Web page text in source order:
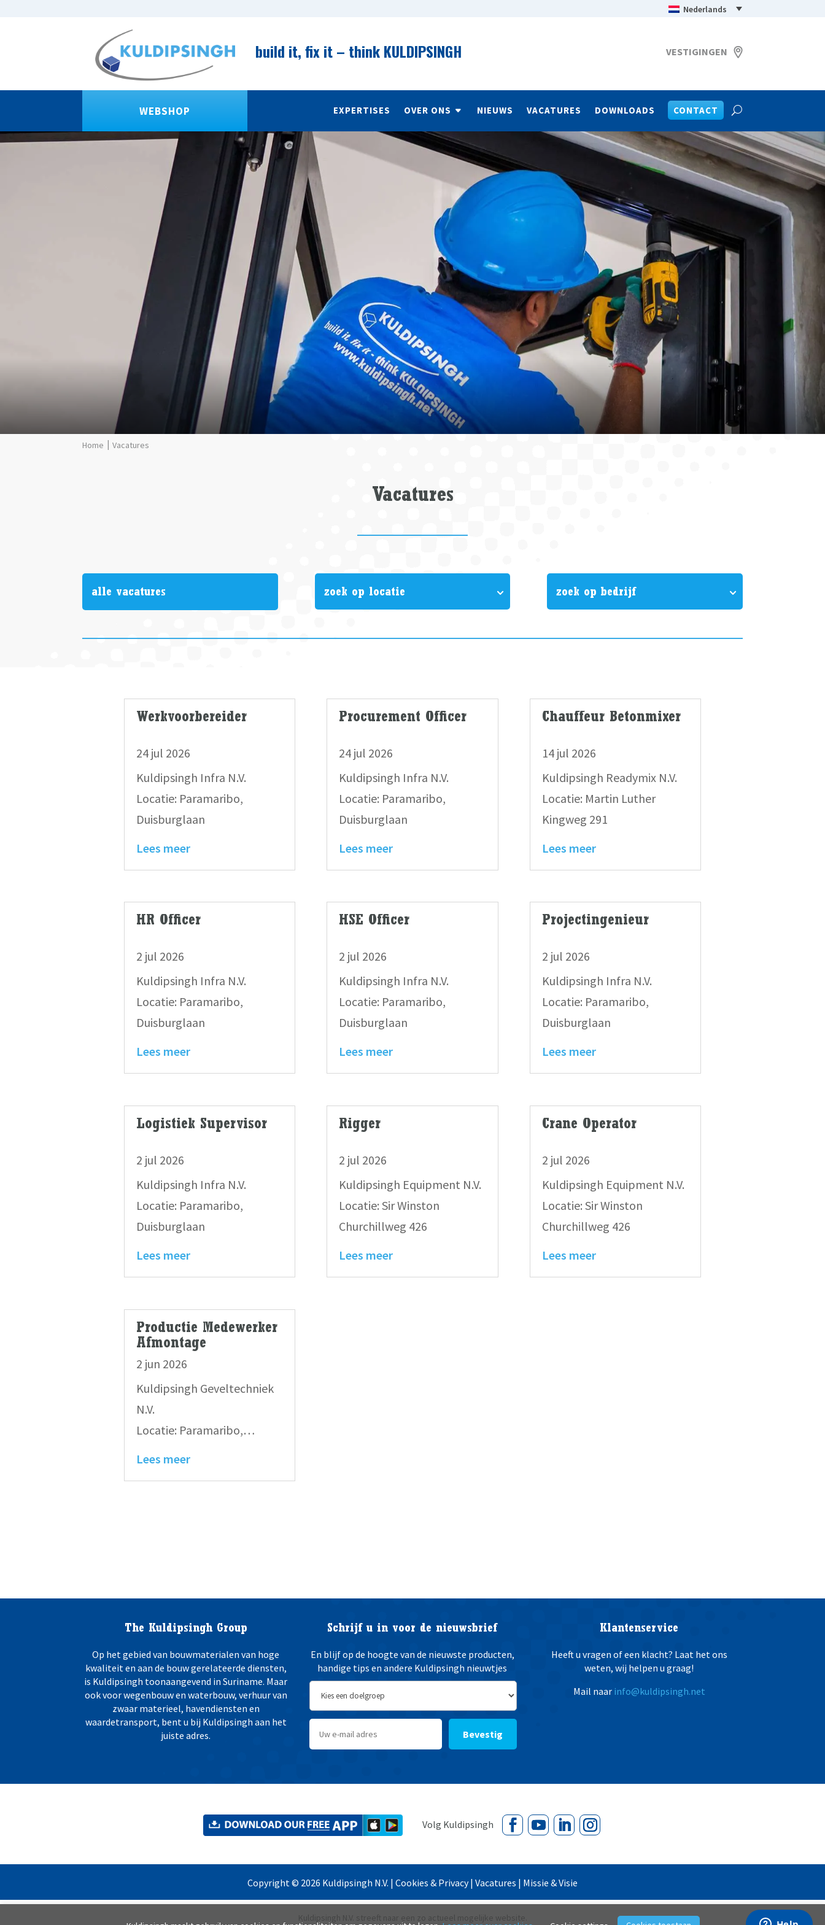
Nederlands
build it, fix it – think KULDIPSINGH VESTIGINGEN
WEBSHOP EXPERTISES OVER ONS NIEUWS VACATURES DOWNLOADS CONTACT
Vacatures
Vacatures
alle vacatures zoek op locatie zoek op bedrijf
Werkvoorbereider
24 jul 2026
Kuldipsingh Infra N.V.
Locatie: Paramaribo,
Duisburglaan
Lees meer
HR Officer
2 jul 2026
Kuldipsingh Infra N.V.
Locatie: Paramaribo,
Duisburglaan
Lees meer
Logistiek Supervisor
2 jul 2026
Kuldipsingh Infra N.V.
Locatie: Paramaribo,
Duisburglaan
Lees meer
Productie Medewerker
Afmontage
2 jun 2026
Kuldipsingh Geveltechniek
N.V.
Locatie: Paramaribo,
Lees meer
Procurement Officer
24 jul 2026
Kuldipsingh Infra N.V.
Locatie: Paramaribo,
Duisburglaan
Lees meer
HSE Officer
2 jul 2026
Kuldipsingh Infra N.V.
Locatie: Paramaribo,
Duisburglaan
Lees meer
Rigger
2 jul 2026
Kuldipsingh Equipment N.V.
Locatie: Sir Winston
Churchillweg 426
Lees meer
Chauffeur Betonmixer
14 jul 2026
Kuldipsingh Readymix N.V.
Locatie: Martin Luther
Kingweg 291
Lees meer
Projectingenieur
2 jul 2026
Kuldipsingh Infra N.V.
Locatie: Paramaribo,
Duisburglaan
Lees meer
Crane Operator
2 jul 2026
Kuldipsingh Equipment N.V.
Locatie: Sir Winston
Churchillweg 426
Lees meer
The Kuldipsingh Group
Op het gebied van bouwmaterialen van hoge
kwaliteit en aan de bouw gerelateerde diensten,
is Kuldipsingh toonaangevend in Suriname. Maar
ook voor wegenbouw en waterbouw, verhuur van
zwaar materieel, havendiensten en
waardetransport, bent u bij Kuldipsingh aan het
juiste adres.
Schrijf u in voor de nieuwsbrief
En blijf op de hoogte van de nieuwste producten,
handige tips en andere Kuldipsingh nieuwtjes
Bevestig
Klantenservice
Heeft u vragen of een klacht? Laat het ons
weten, wij helpen u graag!
Mail naar info@kuldipsingh.net
Copyright © 2026 Kuldipsingh N.V. | Cookies & Privacy| Vacatures | Missie & Visie
Kuldipsingh N.V. streeft naar een zo actueel mogelijke website.